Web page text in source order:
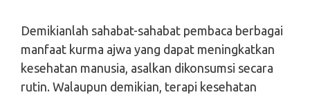
Demikianlah sahabat-sahabat pembaca berbagai
manfaat kurma ajwa yang dapat meningkatkan
kesehatan manusia, asalkan dikonsumsi secara
rutin. Walaupun demikian, terapi kesehatan